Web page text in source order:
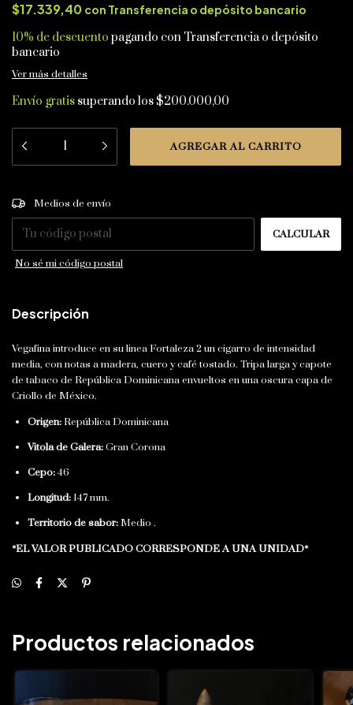
$17.339,40 con Transferencia o depósito bancario
10% de descuento pagando con Transferencia o depósito
bancario
Ver más detalles
Envío gratis superando los $200.000,00
Entregas para el CP:
Medios de envío
CALCULAR
No sé mi código postal
Descripción
Vegafina introduce en su linea Fortaleza 2 un cigarro de intensidad
media, con notas a madera, cuero y café tostado. Tripa larga y capote
de tabaco de República Dominicana envueltos en una oscura capa de
Criollo de México.
Origen:República Dominicana
Vitola de Galera:Gran Corona
Cepo:46
Longitud: 147 mm.
Territorio de sabor:Medio .
*EL VALOR PUBLICADO CORRESPONDE A UNA UNIDAD*
Productos relacionados